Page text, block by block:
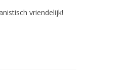
vriendelijk!